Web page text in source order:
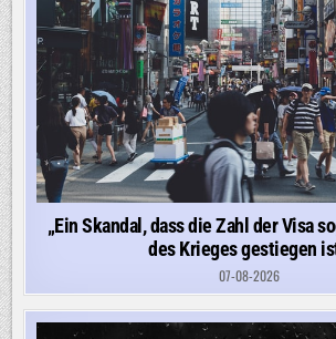
„Ein Skandal, dass die Zahl der Visa
des Krieges gestiegen
07-08-2026